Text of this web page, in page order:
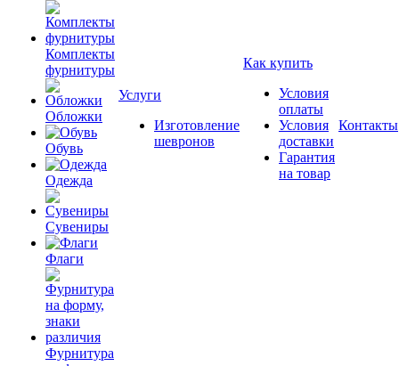
Комплекты
фурнитуры
Обложки
Обувь
Одежда
Сувениры
Флаги
Фурнитура
Услуги
Изготовление
шевронов
Как купить
Условия
оплаты
Условия
доставки
Гарантия
на товар
Контакты